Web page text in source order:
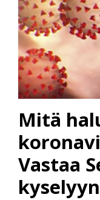
Mitä
Vastaa
kyselyyn